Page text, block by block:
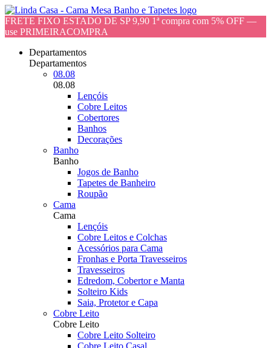
FRETE FIXO ESTADO DE SP 9,90 1ª compra com 5% OFF —
use PRIMEIRACOMPRA
Departamentos
Departamentos
08.08
08.08
Lençóis
Cobre Leitos
Cobertores
Banhos
Decorações
Banho
Banho
Jogos de Banho
Tapetes de Banheiro
Roupão
Cama
Cama
Lençóis
Cobre Leitos e Colchas
Acessórios para Cama
Fronhas e Porta Travesseiros
Travesseiros
Edredom, Cobertor e Manta
Solteiro Kids
Saia, Protetor e Capa
Cobre Leito
Cobre Leito
Cobre Leito Solteiro
Cobre Leito Casal